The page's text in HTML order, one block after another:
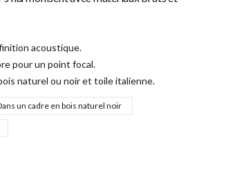
acoustique.
pour un point focal.
naturel ou noir et toile italienne.
un cadre en bois naturel noir